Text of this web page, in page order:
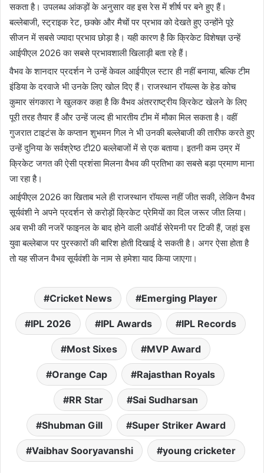
सकता है। उपलब्ध आंकड़ों के अनुसार वह इस रेस में शीर्ष पर बने हुए हैं।
बल्लेबाजी, स्ट्राइक रेट, छक्के और मैचों पर प्रभाव को देखते हुए उन्होंने पूरे
सीजन में सबसे ज्यादा प्रभाव छोड़ा है। यही कारण है कि क्रिकेट विशेषज्ञ उन्हें
आईपीएल 2026 का सबसे प्रभावशाली खिलाड़ी बता रहे हैं।
वैभव के शानदार प्रदर्शन ने उन्हें केवल आईपीएल स्टार ही नहीं बनाया, बल्कि टीम
इंडिया के दरवाजे भी उनके लिए खोल दिए हैं। राजस्थान रॉयल्स के हेड कोच
कुमार संगकारा ने खुलकर कहा है कि वैभव अंतरराष्ट्रीय क्रिकेट खेलने के लिए
पूरी तरह तैयार हैं और उन्हें जल्द ही भारतीय टीम में मौका मिल सकता है। वहीं
गुजरात टाइटंस के कप्तान शुभमन गिल ने भी उनकी बल्लेबाजी की तारीफ करते हुए
उन्हें दुनिया के सर्वश्रेष्ठ टी20 बल्लेबाजों में से एक बताया। इतनी कम उम्र में
क्रिकेट जगत की ऐसी प्रशंसा मिलना वैभव की प्रतिभा का सबसे बड़ा प्रमाण माना
जा रहा है।
आईपीएल 2026 का खिताब भले ही राजस्थान रॉयल्स नहीं जीत सकी, लेकिन वैभव
सूर्यवंशी ने अपने प्रदर्शन से करोड़ों क्रिकेट प्रेमियों का दिल जरूर जीत लिया।
अब सभी की नजरें फाइनल के बाद होने वाली अवॉर्ड सेरेमनी पर टिकी हैं, जहां इस
युवा बल्लेबाज पर पुरस्कारों की बारिश होती दिखाई दे सकती है। अगर ऐसा होता है
तो यह सीजन वैभव सूर्यवंशी के नाम से हमेशा याद किया जाएगा।
Cricket News Emerging Player
IPL 2026 IPL Awards IPL Records
Most Sixes MVP Award
Orange Cap Rajasthan Royals
RR Star Sai Sudharsan
Shubman Gill Super Striker Award
Vaibhav Sooryavanshi young cricketer